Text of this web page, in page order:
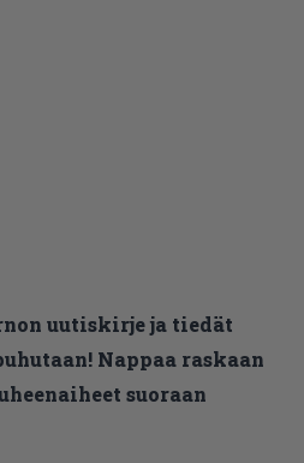
uutiskirje ja tiedät
Nappaa raskaan
suoraan